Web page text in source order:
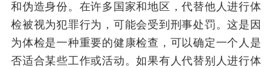
和伪造身份。在许多国家和地区，代替他人进行体
检被视为犯罪行为，可能会受到刑事处罚。这是因
为体检是一种重要的健康检查，可以确定一个人是
否适合某些工作或活动。如果有人代替别人进行体